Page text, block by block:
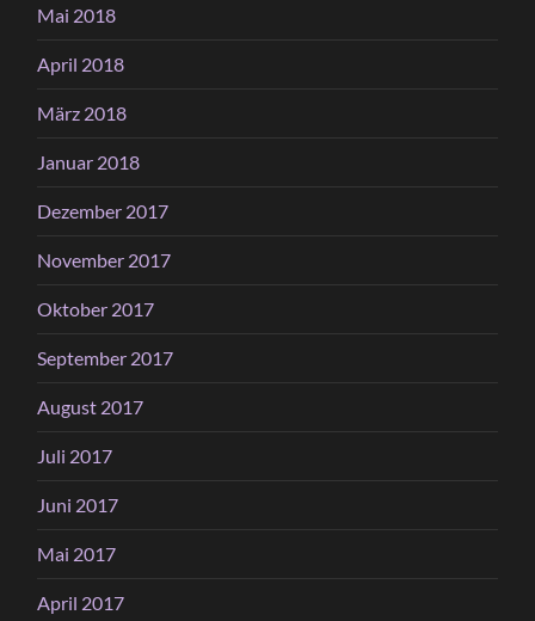
Mai 2018
April 2018
März 2018
Januar 2018
Dezember 2017
November 2017
Oktober 2017
September 2017
August 2017
Juli 2017
Juni 2017
Mai 2017
April 2017